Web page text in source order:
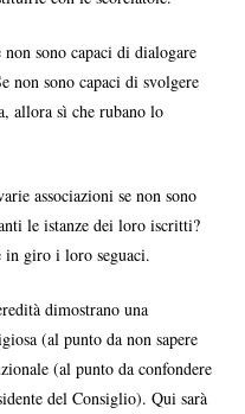
sono capaci di dialogare
non sono capaci di svolgere
allora sì che rubano lo
associazioni se non sono
le istanze dei loro iscritti?
in giro i loro seguaci.
dimostrano una
(al punto da non sapere
(al punto da confondere
del Consiglio). Qui sarà